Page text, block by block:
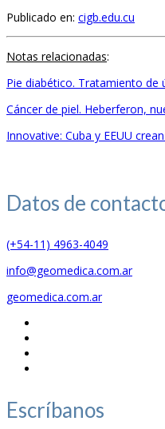
Publicado en: cigb.edu.cu
Notas relacionadas:
Pie diabético. Tratamiento de
Cáncer de piel. Heberferon,
Innovative: Cuba y EEUU
Datos de
(+54-11) 4963-4049
info@geomedica.com.ar
geomedica.com.ar
Escríbanos